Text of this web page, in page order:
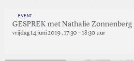
EVENT
GESPREK met Nathalie Zonnenberg
vrijdag 14 juni 2019 , 17:30 – 18:30 uur